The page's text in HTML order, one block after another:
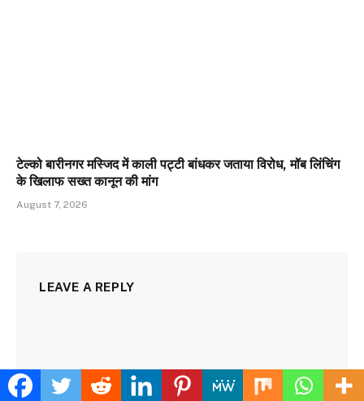
टेल्को बारीनगर मस्जिद में काली पट्टी बांधकर जताया विरोध, मॉब लिंचिंग
के खिलाफ सख्त कानून की मांग
August 7, 2026
LEAVE A REPLY